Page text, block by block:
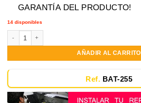
GARANTÍA DEL PRODUCTO!
14 disponibles
AÑADIR AL CARRITO
Ref. BAT-255